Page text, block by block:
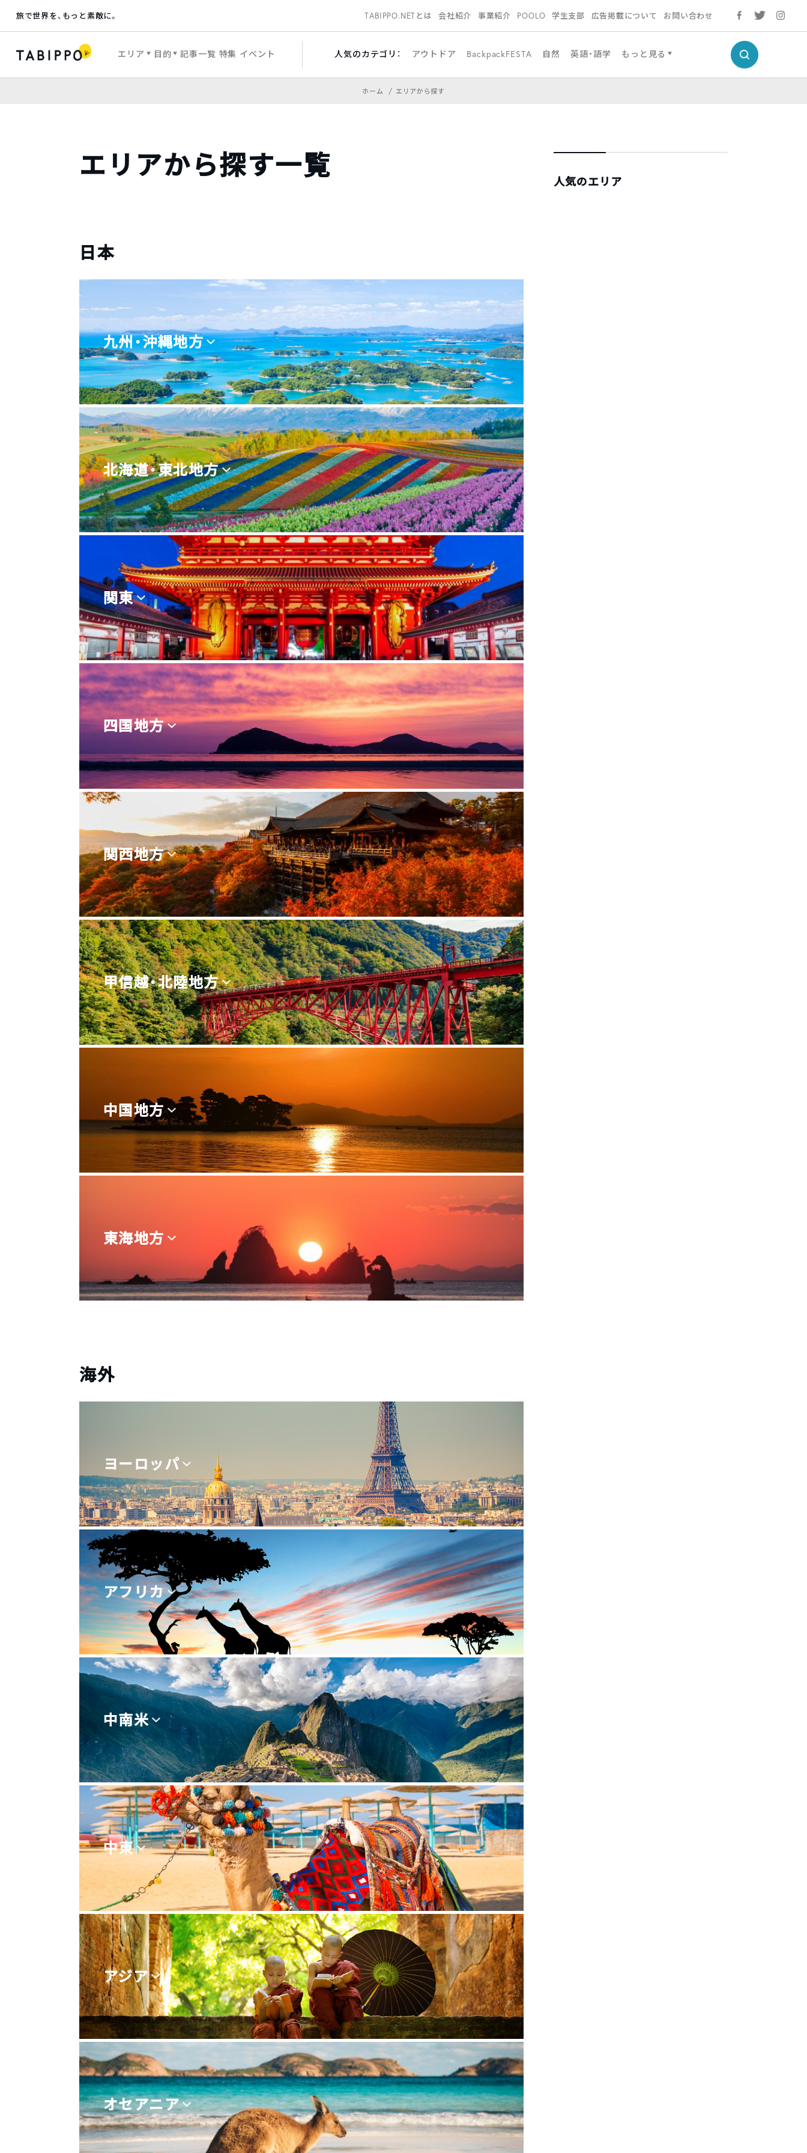
旅で世界を、もっと素敵に。 TABIPPO.NETとは 会社紹介 事業紹介 POOLO 学生支部 広告掲載について お問い合わせ
エリア 目的 記事一覧 特集 イベント 人気のカテゴリ： アウトドア BackpackFESTA 自然 英語・語学 もっと見る
ホーム エリアから探す
エリアから探す一覧
日本
九州・沖縄地方
北海道・東北地方
関東
四国地方
関西地方
甲信越・北陸地方
中国地方
東海地方
海外
ヨーロッパ
アフリカ
中南米
中東
アジア
オセアニア
人気のエリア